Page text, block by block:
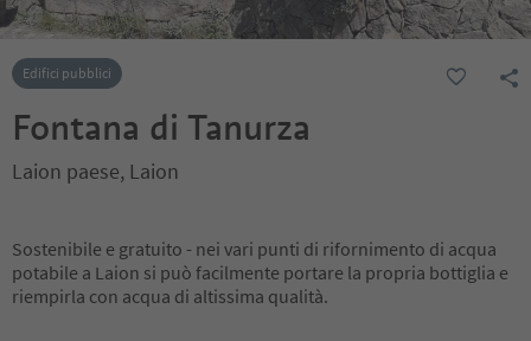
Edifici pubblici
Fontana di Tanurza
Laion paese, Laion
Sostenibile e gratuito - nei vari punti di rifornimento di acqua
potabile a Laion si può facilmente portare la propria bottiglia e
riempirla con acqua di altissima qualità.